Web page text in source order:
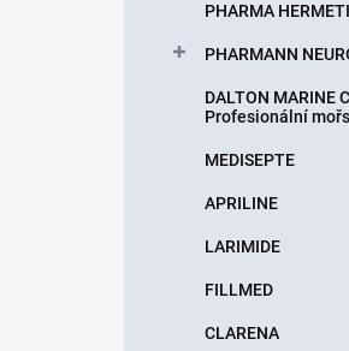
PHARMA
PHARMANN
DALTON MARINE
Profesionální
MEDISEPTE
APRILINE
LARIMIDE
FILLMED
CLARENA